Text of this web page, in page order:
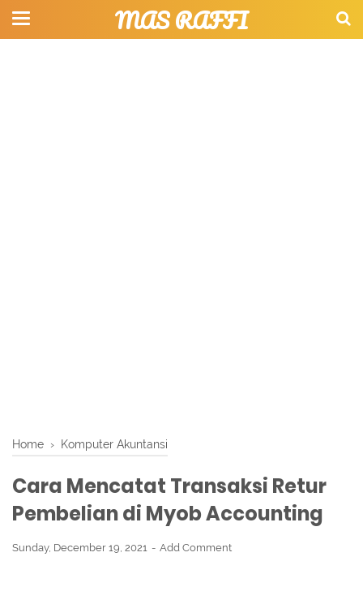
MAS RAFFI
Home › Komputer Akuntansi
Cara Mencatat Transaksi Retur
Pembelian di Myob Accounting
Sunday, December 19, 2021 Add Comment